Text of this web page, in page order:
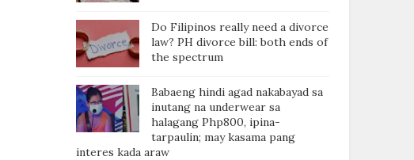
Do Filipinos really need a divorce
law? PH divorce bill: both ends of
the spectrum
Babaeng hindi agad nakabayad sa
inutang na underwear sa
halagang Php800, ipina-
tarpaulin; may kasama pang
interes kada araw